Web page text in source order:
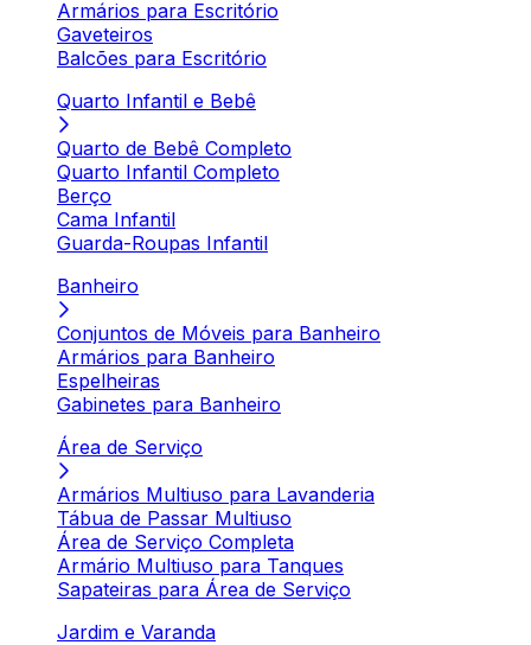
Armários para Escritório
Gaveteiros
Balcões para Escritório
Quarto Infantil e Bebê
Quarto de Bebê Completo
Quarto Infantil Completo
Berço
Cama Infantil
Guarda-Roupas Infantil
Banheiro
Conjuntos de Móveis para Banheiro
Armários para Banheiro
Espelheiras
Gabinetes para Banheiro
Área de Serviço
Armários Multiuso para Lavanderia
Tábua de Passar Multiuso
Área de Serviço Completa
Armário Multiuso para Tanques
Sapateiras para Área de Serviço
Jardim e Varanda